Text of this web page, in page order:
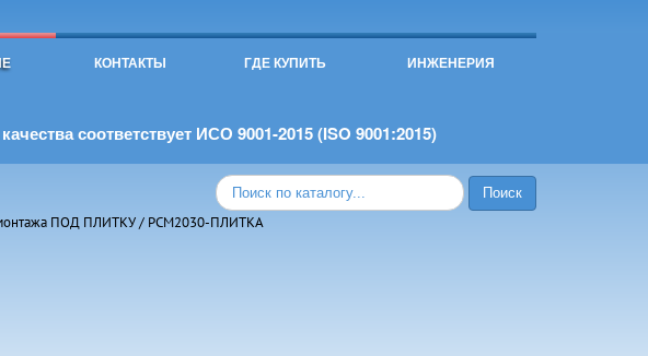
КОНТАКТЫ ГДЕ КУПИТЬ ИНЖЕНЕРИЯ
соответствует ИСО 9001-2015 (ISO 9001:2015)
ПОД ПЛИТКУ/ РСМ2030-ПЛИТКА